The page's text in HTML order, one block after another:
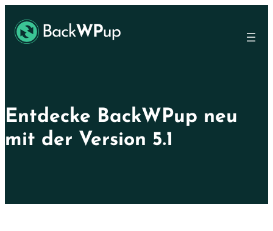
main
content
Entdecke BackWPup neu
mit der Version 5.1